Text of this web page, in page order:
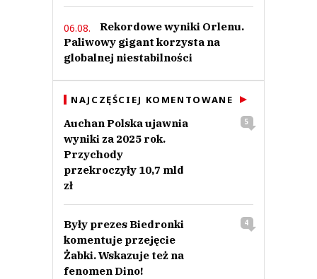
06.08.
Rekordowe wyniki Orlenu.
Paliwowy gigant korzysta na
globalnej niestabilności
NAJCZĘŚCIEJ KOMENTOWANE
Auchan Polska ujawnia
wyniki za 2025 rok.
Przychody
przekroczyły 10,7 mld
zł
5
Były prezes Biedronki
komentuje przejęcie
Żabki. Wskazuje też na
fenomen Dino!
4